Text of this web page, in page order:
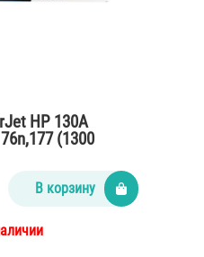
HP 130A
(1300
В корзину